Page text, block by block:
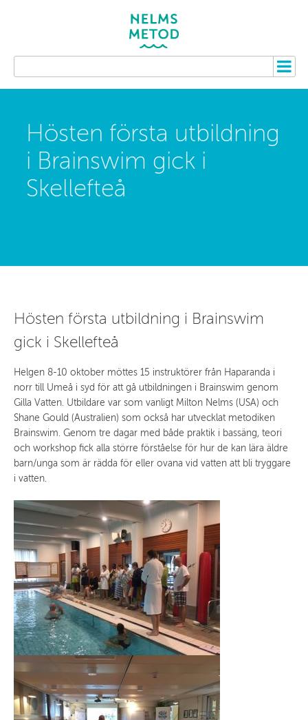
Hösten första utbildning
i Brainswim gick i
Skellefteå
Hösten första utbildning i Brainswim
gick i Skellefteå
Helgen 8-10 oktober möttes 15 instruktörer från Haparanda i
norr till Umeå i syd för att gå utbildningen i Brainswim genom
Gilla Vatten. Utbildare var som vanligt Milton Nelms (USA) och
Shane Gould (Australien) som också har utvecklat metodiken
Brainswim. Genom tre dagar med både praktik i bassäng, teori
och workshop fick alla större förståelse för hur de kan lära äldre
barn/unga som är rädda för eller ovana vid vatten att bli tryggare
i vatten.